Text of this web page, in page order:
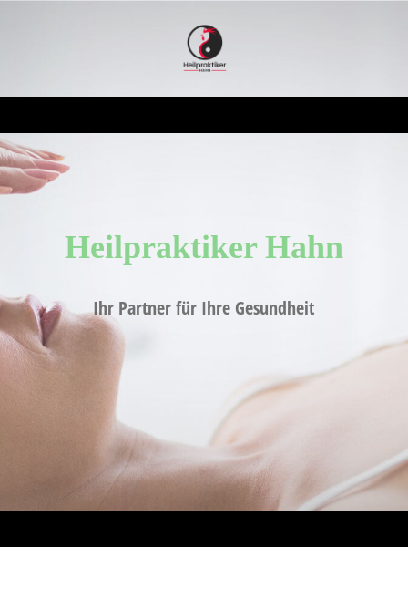
Heilpraktiker Hahn
Ihr Partner für Ihre Gesundheit